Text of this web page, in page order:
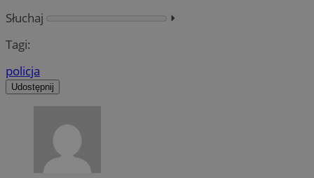
Słuchaj
⏵︎
Tagi:
policja
Udostępnij